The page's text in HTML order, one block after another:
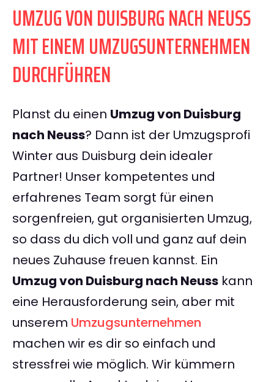
UMZUG VON DUISBURG NACH NEUSS
MIT EINEM UMZUGSUNTERNEHMEN
DURCHFÜHREN
Planst du einen Umzug von Duisburg
nach Neuss? Dann ist der Umzugsprofi
Winter aus Duisburg dein idealer
Partner! Unser kompetentes und
erfahrenes Team sorgt für einen
sorgenfreien, gut organisierten Umzug,
so dass du dich voll und ganz auf dein
neues Zuhause freuen kannst. Ein
Umzug von Duisburg nach Neuss kann
eine Herausforderung sein, aber mit
unserem Umzugsunternehmen
machen wir es dir so einfach und
stressfrei wie möglich. Wir kümmern